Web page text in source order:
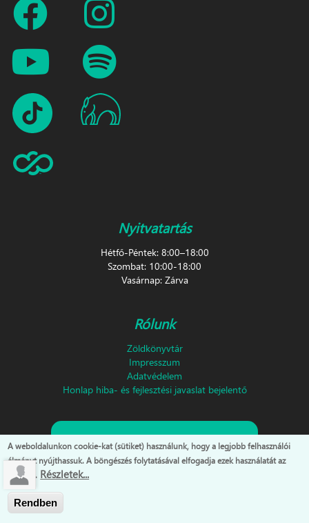
Nyitvatartás
Hétfő-Péntek: 8:00–18:00
Szombat: 10:00-18:00
Vasárnap: Zárva
Rólunk
Zöldkönyvtár
Impresszum
Adatvédelem
Honlap hiba- és fejlesztési javaslat bejelentő
Feliratkozás hírlevélre!
A weboldalunkon cookie-kat (sütiket) használunk, hogy a legjobb felhasználói
élményt nyújthassuk. A böngészés folytatásával elfogadja ezek használatát az
oldalon. Részletek...
Rendben